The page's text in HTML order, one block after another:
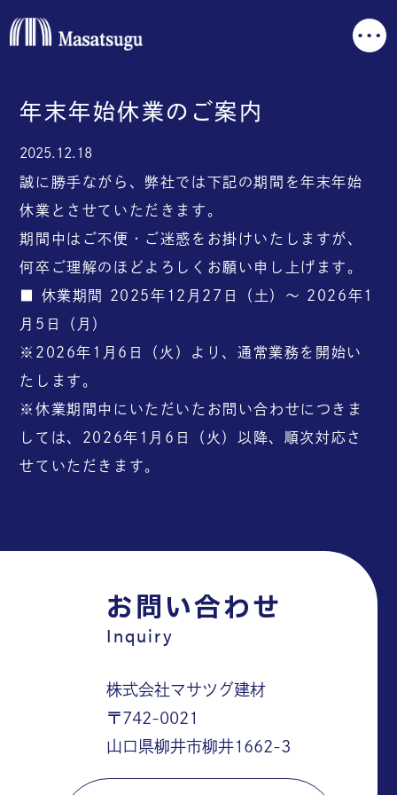
年末年始休業のご案内
2025.12.18
誠に勝手ながら、弊社では下記の期間を年末年始
休業とさせていただきます。
期間中はご不便・ご迷惑をお掛けいたしますが、
何卒ご理解のほどよろしくお願い申し上げます。
■ 休業期間 2025年12月27日（土）～ 2026年1
月5日（月）
※2026年1月6日（火）より、通常業務を開始い
たします。
※休業期間中にいただいたお問い合わせにつきま
しては、2026年1月6日（火）以降、順次対応さ
せていただきます。
お問い合わせ
Inquiry
株式会社マサツグ建材
〒742-0021
山口県柳井市柳井1662-3